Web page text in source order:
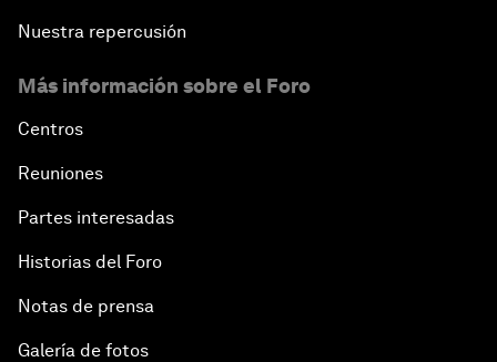
Nuestra repercusión
Más información sobre el Foro
Centros
Reuniones
Partes interesadas
Historias del Foro
Notas de prensa
Galería de fotos